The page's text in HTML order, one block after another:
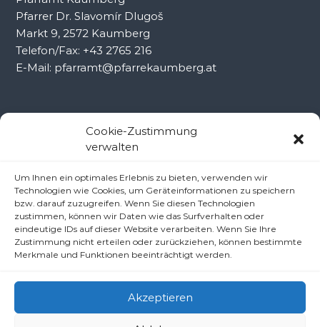
Cookie-Zustimmung
verwalten
Um Ihnen ein optimales Erlebnis zu bieten, verwenden wir
Technologien wie Cookies, um Geräteinformationen zu speichern
bzw. darauf zuzugreifen. Wenn Sie diesen Technologien
zustimmen, können wir Daten wie das Surfverhalten oder
eindeutige IDs auf dieser Website verarbeiten. Wenn Sie Ihre
Zustimmung nicht erteilen oder zurückziehen, können bestimmte
Merkmale und Funktionen beeinträchtigt werden.
Akzeptieren
Pfarrer Dr. Slavomír Dlugoš
Markt 9, 2572 Kaumberg
Telefon/Fax: +43 2765 216
E-Mail: pfarramt@pfarrekaumberg.at
Kontakt Ramsau
Pfarrer Dr. Slavomír Dlugoš
Oberdörfl 8, 3172 Ramsau
Telefon: +43 2764 8240
E-Mail: pfarre.ramsau@gmx.at